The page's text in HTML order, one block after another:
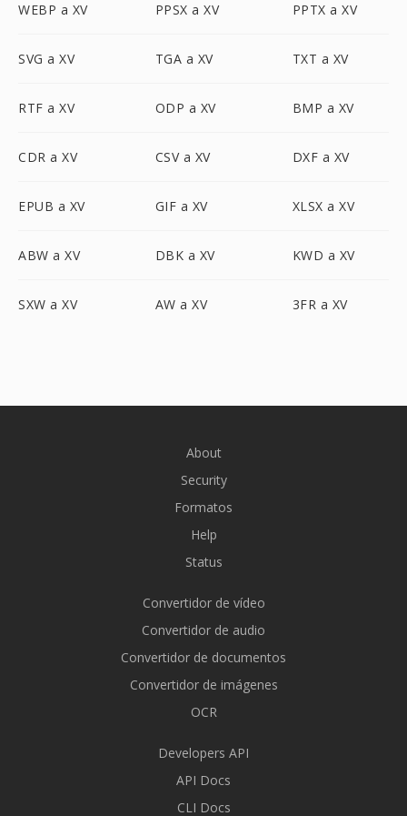
WEBP a XV PPSX a XV PPTX a XV
SVG a XV TGA a XV TXT a XV
RTF a XV ODP a XV BMP a XV
CDR a XV CSV a XV DXF a XV
EPUB a XV GIF a XV XLSX a XV
ABW a XV DBK a XV KWD a XV
SXW a XV AW a XV 3FR a XV
About
Security
Formatos
Help
Status
Convertidor de vídeo
Convertidor de audio
Convertidor de documentos
Convertidor de imágenes
OCR
Developers API
API Docs
CLI Docs